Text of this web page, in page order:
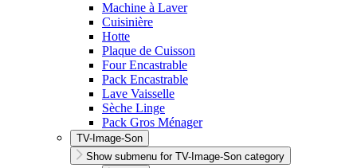
Machine à Laver
Cuisinière
Hotte
Plaque de Cuisson
Four Encastrable
Pack Encastrable
Lave Vaisselle
Sèche Linge
Pack Gros Ménager
TV-Image-Son
Show submenu for TV-Image-Son category